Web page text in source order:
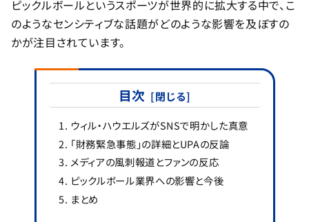
ピックルボールというスポーツが世界的に拡大する中で、こ
のようなセンシティブな話題がどのような影響を及ぼすの
かが注目されています。
目次
ウィル・ハウエルズがSNSで明かした真意
「財務緊急事態」の詳細とUPAの反論
メディアの風刺報道とファンの反応
ピックルボール業界への影響と今後
まとめ